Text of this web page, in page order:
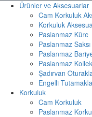
Ürünler ve Aksesuarlar
Cam Korkuluk
Korkuluk
Paslanmaz Küre
Paslanmaz Saksı
Paslanmaz
Paslanmaz
Şadırvan
Engelli
Korkuluk
Cam Korkuluk
Paslanmaz